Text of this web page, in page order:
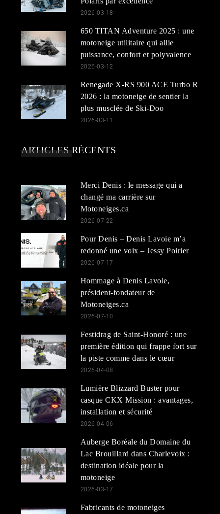
2026-03-18
650 TITAN Adventure 2025 : une
motoneige utilitaire qui allie
puissance, confort et polyvalence
2026-03-12
Renegade X-RS 900 ACE Turbo R
2026 : la motoneige de sentier la
plus musclée de Ski-Doo
2026-03-11
ARTICLES RÉCENTS
Merci Denis : le message qui a
changé ma carrière sur
Motoneiges.ca
2026-07-22
Pour Denis – Denis Lavoie m’a
redonné une voix – Jessy Poirier
2026-07-17
Hommage à Denis Lavoie,
président-fondateur de
Motoneiges.ca
2026-07-10
Festidrag de Saint-Honoré : une
première édition qui frappe fort sur
la piste comme dans le cœur
2026-04-08
Lumière Blizzard Buster pour
casque CKX Mission : avantages,
installation et sécurité
2026-04-06
Auberge Boréale du Domaine du
Lac Brouillard dans Charlevoix :
destination idéale pour la
motoneige
2026-03-17
Fabricants de motoneiges